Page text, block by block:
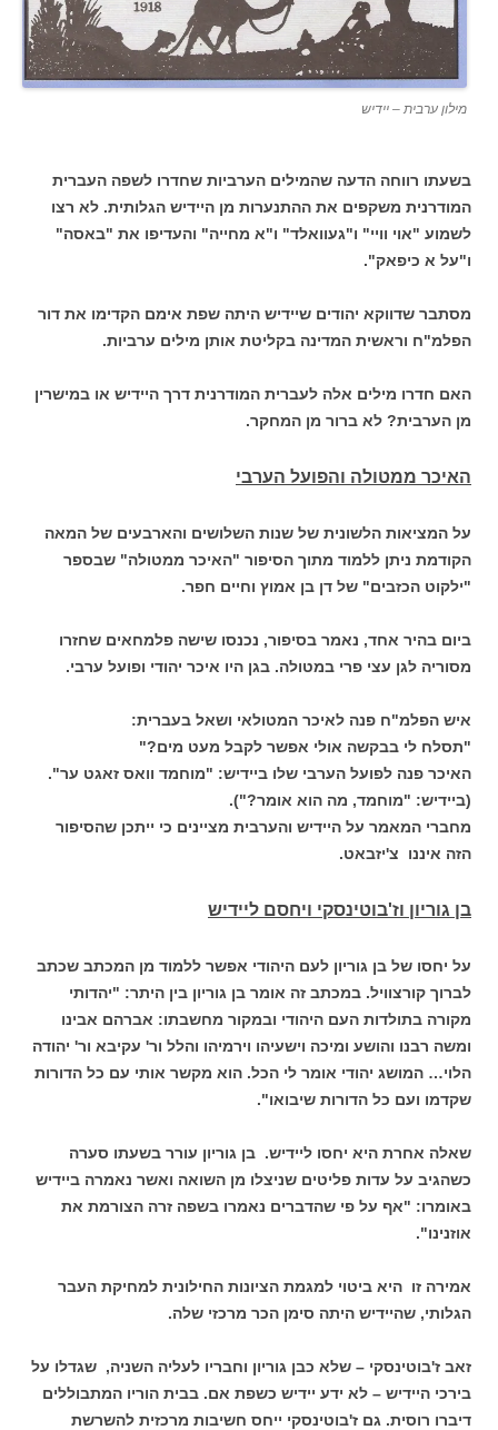
מילון ערבית – יידיש
בשעתו רווחה הדעה שהמילים הערביות שחדרו לשפה העברית
המודרנית משקפים את ההתנערות מן היידיש הגלותית. לא רצו
לשמוע "אוי וויי" ו"געוואלד" ו"א מחייה" והעדיפו את "באסה"
ו"על א כיפאק".
מסתבר שדווקא יהודים שיידיש היתה שפת אימם הקדימו את דור
הפלמ"ח וראשית המדינה בקליטת אותן מילים ערביות.
האם חדרו מילים אלה לעברית המודרנית דרך היידיש או במישרין
מן הערבית? לא ברור מן המחקר.
האיכר ממטולה והפועל הערבי
על המציאות הלשונית של שנות השלושים והארבעים של המאה
הקודמת ניתן ללמוד מתוך הסיפור "האיכר ממטולה" שבספר
"ילקוט הכזבים" של דן בן אמוץ וחיים חפר.
ביום בהיר אחד, נאמר בסיפור, נכנסו שישה פלמחאים שחזרו
מסוריה לגן עצי פרי במטולה. בגן היו איכר יהודי ופועל ערבי.
איש הפלמ"ח פנה לאיכר המטולאי ושאל בעברית:
"תסלח לי בבקשה אולי אפשר לקבל מעט מים?"
האיכר פנה לפועל הערבי שלו ביידיש: "מוחמד וואס זאגט ער".
(ביידיש: "מוחמד, מה הוא אומר?").
מחברי המאמר על היידיש והערבית מציינים כי ייתכן שהסיפור
הזה איננו צ'יזבאט.
בן גוריון וז'בוטינסקי ויחסם ליידיש
על יחסו של בן גוריון לעם היהודי אפשר ללמוד מן המכתב שכתב
לברוך קורצוויל. במכתב זה אומר בן גוריון בין היתר: "יהדותי
מקורה בתולדות העם היהודי ובמקור מחשבתו: אברהם אבינו
ומשה רבנו והושע ומיכה וישעיהו וירמיהו והלל ור' עקיבא ור' יהודה
הלוי… המושג יהודי אומר לי הכל. הוא מקשר אותי עם כל הדורות
שקדמו ועם כל הדורות שיבואו".
שאלה אחרת היא יחסו ליידיש. בן גוריון עורר בשעתו סערה
כשהגיב על עדות פליטים שניצלו מן השואה ואשר נאמרה ביידיש
באומרו: "אף על פי שהדברים נאמרו בשפה זרה הצורמת את
אוזנינו".
אמירה זו היא ביטוי למגמת הציונות החילונית למחיקת העבר
הגלותי, שהיידיש היתה סימן הכר מרכזי שלה.
זאב ז'בוטינסקי – שלא כבן גוריון וחבריו לעליה השניה, שגדלו על
בירכי היידיש – לא ידע יידיש כשפת אם. בבית הוריו המתבוללים
דיברו רוסית. גם ז'בוטינסקי ייחס חשיבות מרכזית להשרשת